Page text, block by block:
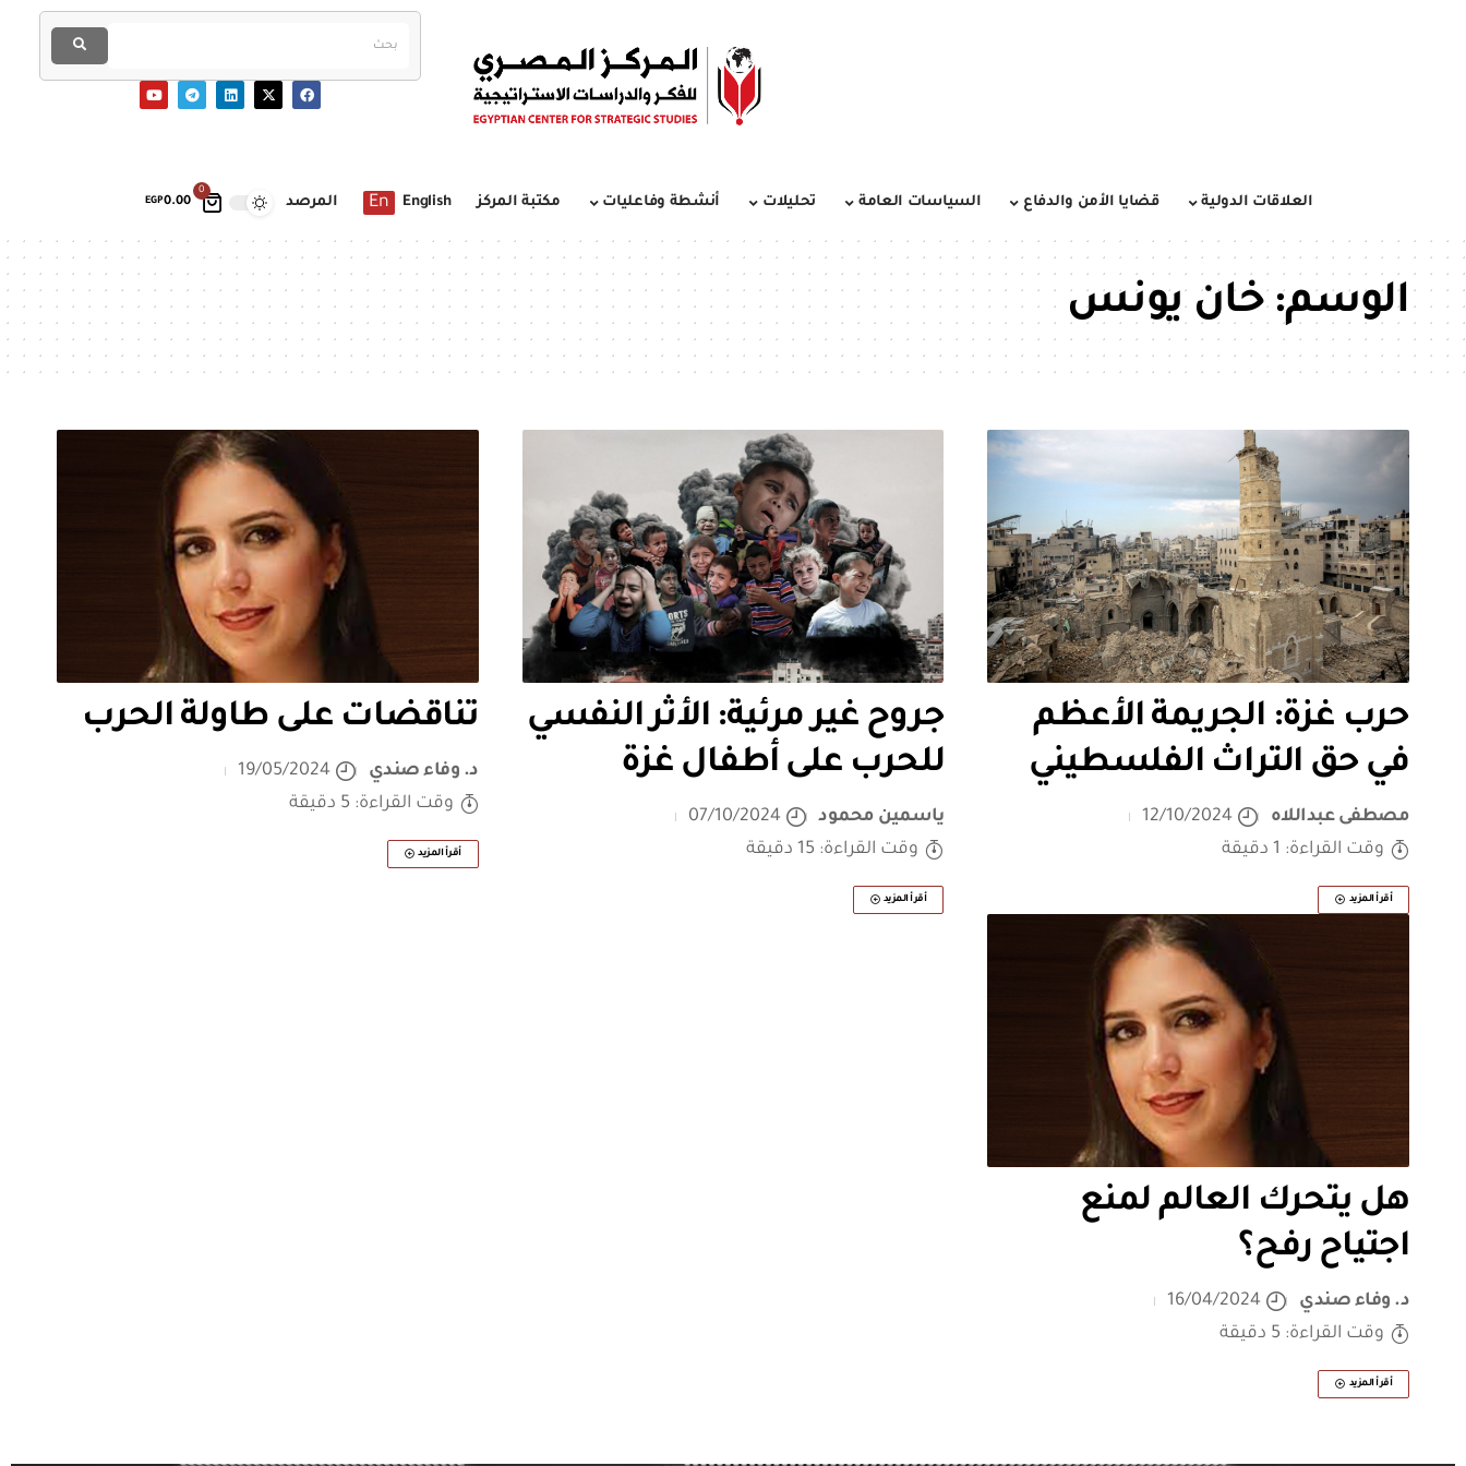
0
EGP0.00 العلاقات الدولية قضايا الأمن والدفاع السياسات العامة تحليلات أنشطة وفاعليات مكتبة المركز English
En المرصد
الوسم:خان يونس
حرب غزة: الجريمة الأعظم
في حق التراث الفلسطيني
مصطفى عبداللاه
12/10/2024
وقت القراءة: 1 دقيقة
أقرأ المزيد
جروح غير مرئية: الأثر النفسي
للحرب على أطفال غزة
ياسمين محمود
07/10/2024
وقت القراءة: 15 دقيقة
أقرأ المزيد
تناقضات على طاولة الحرب
د. وفاء صندي
19/05/2024
وقت القراءة: 5 دقيقة
أقرأ المزيد
هل يتحرك العالم لمنع
اجتياح رفح؟
د. وفاء صندي
16/04/2024
وقت القراءة: 5 دقيقة
أقرأ المزيد